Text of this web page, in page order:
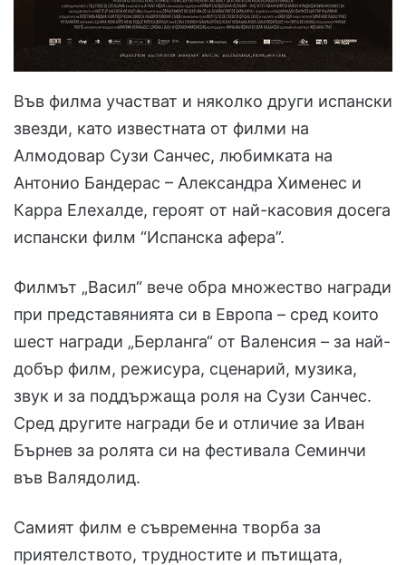
Във филма участват и няколко други испански
звезди, като известната от филми на
Алмодовар Сузи Санчес, любимката на
Антонио Бандерас – Александра Хименес и
Карра Елехалде, героят от най-касовия досега
испански филм “Испанска афера”.
Филмът „Васил“ вече обра множество награди
при представянията си в Европа – сред които
шест награди „Берланга“ от Валенсия – за най-
добър филм, режисура, сценарий, музика,
звук и за поддържаща роля на Сузи Санчес.
Сред другите награди бе и отличие за Иван
Бърнев за ролята си на фестивала Семинчи
във Валядолид.
Самият филм е съвременна творба за
приятелството, трудностите и пътищата,